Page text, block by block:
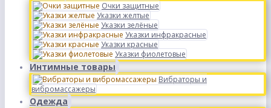
Очки защитные
Указки желтые
Указки зелёные
Указки инфракрасные
Указки красные
Указки фиолетовые
Интимные товары
Вибраторы и
вибромассажеры
Одежда